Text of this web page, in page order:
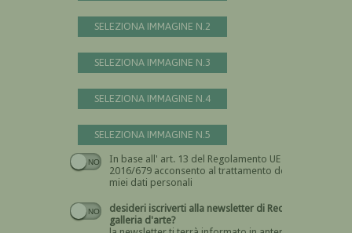
SELEZIONA IMMAGINE N.2
SELEZIONA IMMAGINE N.3
SELEZIONA IMMAGINE N.4
SELEZIONA IMMAGINE N.5
In base all' art. 13 del Regolamento UE n.
2016/679 acconsento al trattamento dei
miei dati personali
Devi dare il consenso
desideri iscriverti alla newsletter di Recta
galleria d'arte?